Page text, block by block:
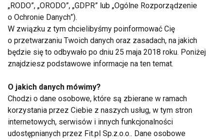
Przy stężeniu białka 90 procent lub wyższym izolaty
są najczystszą postacią proszków białkowych. Aby
wytworzyć izolat białka, podczas przetwarzania
usuwane są składniki takie jak węglowodany,
tłuszcze i minerały. Innymi słowy, białko jest
serwatka, usuwa się również laktozę, co oznacza, że
nawet osoby nietolerujące laktozy mogą na ogół
spożywać izolaty białek serwatki bez rozstroju
żołądka. Ponieważ węglowodany są usuwane, jest to
„RODO”, „ORODO”, „GDPR” lub „Ogólne Rozporządzenie
o Ochronie Danych”).
W związku z tym chcielibyśmy poinformować Cię
o przetwarzaniu Twoich danych oraz zasadach, na jakich
będzie się to odbywało po dniu 25 maja 2018 roku. Poniżej
znajdziesz podstawowe informacje na ten temat.
O jakich danych mówimy?
Chodzi o dane osobowe, które są zbierane w ramach
korzystania przez Ciebie z naszych usług, w tym stron
internetowych, serwisów i innych funkcjonalności
udostępnianych przez Fit.pl Sp.z.o.o.. Dane osobowe